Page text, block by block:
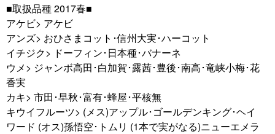
■取扱品種 2017春■
アケビ> アケビ
アンズ> おひさまコット･信州大実･ハーコット
イチジク> ドーフィン･日本種･バナーネ
ウメ> ジャンボ高田･白加賀･露茜･豊後･南高･竜峡小梅･花
香実
カキ> 市田･早秋･富有･蜂屋･平核無
キウイフルーツ> (メス)アップル･ゴールデンキング･ヘイ
ワード (オス)孫悟空･トムリ (1本で実がなる)ニューエメラ